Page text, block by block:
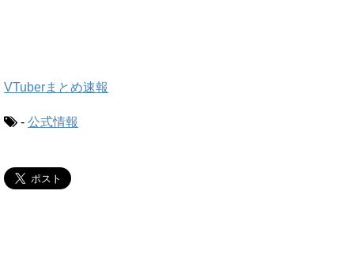
VTuberまとめ速報
- 公式情報